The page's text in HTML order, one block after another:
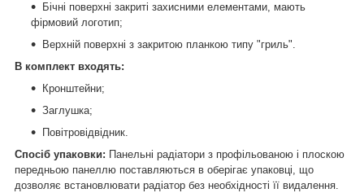
Бічні поверхні закриті захисними елементами, мають
фірмовий логотип;
Верхній поверхні з закритою планкою типу "гриль".
В комплект входять:
Кронштейни;
Заглушка;
Повітровідвідник.
Спосіб упаковки: Панельні радіатори з профільованою і плоскою
передньою панеллю поставляються в оберігає упаковці, що
дозволяє встановлювати радіатор без необхідності її видалення.